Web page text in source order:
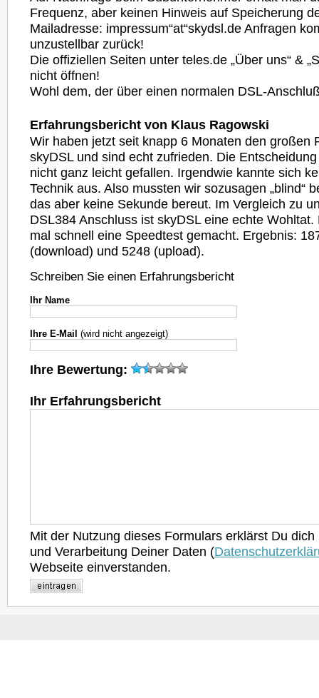
Frequenz, aber keinen Hinweis auf Speicherung
Mailadresse: impressum“at“skydsl.de Anfragen
unzustellbar zurück!
Die offiziellen Seiten unter teles.de „Über uns“ &
nicht öffnen!
Wohl dem, der über einen normalen DSL-
Erfahrungsbericht von Klaus Ragowski
Wir haben jetzt seit knapp 6 Monaten den großen
skyDSL und sind echt zufrieden. Die
nicht ganz leicht gefallen. Irgendwie kannte sich
Technik aus. Also mussten wir sozusagen „blind“
das aber keine Sekunde bereut. Im Vergleich zu
DSL384 Anschluss ist skyDSL eine echte
mal schnell eine Speedtest gemacht. Ergebnis:
(download) und 5248 (upload).
Schreiben Sie einen Erfahrungsbericht
Ihr Name
Ihre E-Mail (wird nicht angezeigt)
Ihre Bewertung:
Ihr Erfahrungsbericht
Mit der Nutzung dieses Formulars erklärst Du
und Verarbeitung Deiner Daten (
Webseite einverstanden.